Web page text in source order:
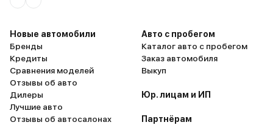
Новые автомобили
Бренды
Кредиты
Сравнения моделей
Отзывы об авто
Дилеры
Лучшие авто
Отзывы об автосалонах
Авто с пробегом
Каталог авто с пробегом
Заказ автомобиля
Выкуп
Юр. лицам и ИП
Партнёрам